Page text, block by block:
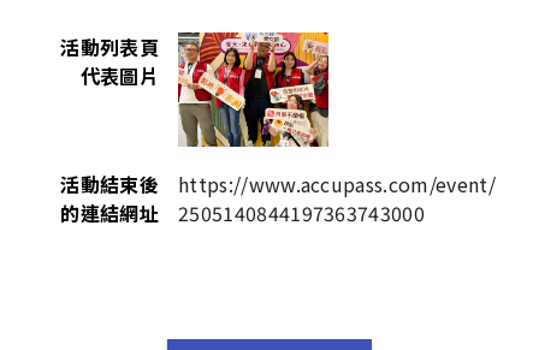
活動列表頁
代表圖片
活動結束後
的連結網址
https://www.accupass.com/event/
2505140844197363743000